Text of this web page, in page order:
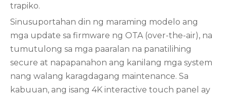
trapiko.
Sinusuportahan din ng maraming modelo ang
mga update sa firmware ng OTA (over-the-air), na
tumutulong sa mga paaralan na panatilihing
secure at napapanahon ang kanilang mga system
nang walang karagdagang maintenance. Sa
kabuuan, ang isang 4K interactive touch panel ay